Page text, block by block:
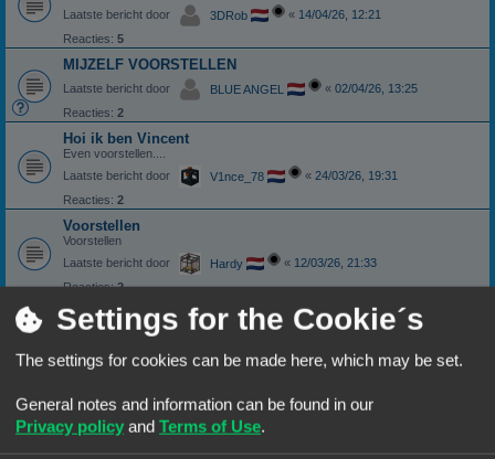
Laatste bericht door
3DRob « 14/04/26, 12:21
Reacties: 5
MIJZELF VOORSTELLEN
Laatste bericht door BLUE ANGEL « 02/04/26, 13:25
Reacties: 2
Hoi ik ben Vincent
Even voorstellen....
Laatste bericht door
V1nce_78 « 24/03/26, 19:31
Reacties: 2
Voorstellen
Voorstellen
Laatste bericht door
Hardy « 12/03/26, 21:33
Reacties:2
hallo ik ben Nieuw
Laatste bericht door
Reacties:11 1
Nieuwkomer
Laatste bericht door Misj
Settings for the Cookie´s
The settings for cookies can be made here, which may be set.
General notes and information can be found in our
Privacy policy and Terms of Use.